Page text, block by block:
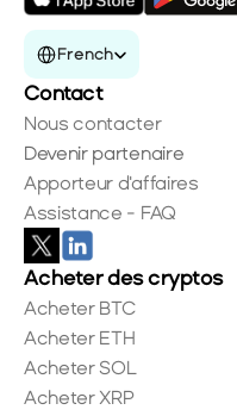
Select Language
French
Contact
Nous contacter
Devenir partenaire
Apporteur d'affaires
Assistance - FAQ
Acheter des cryptos
Acheter BTC
Acheter ETH
Acheter SOL
Acheter XRP